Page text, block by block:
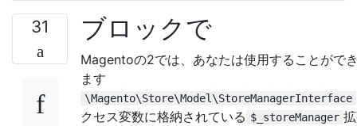
31 ブロックで
Magentoの2では、あなたは使用することがで
ます
\Magento\Store\Model\StoreManagerInterface
クセス変数に格納されている $_storeManager